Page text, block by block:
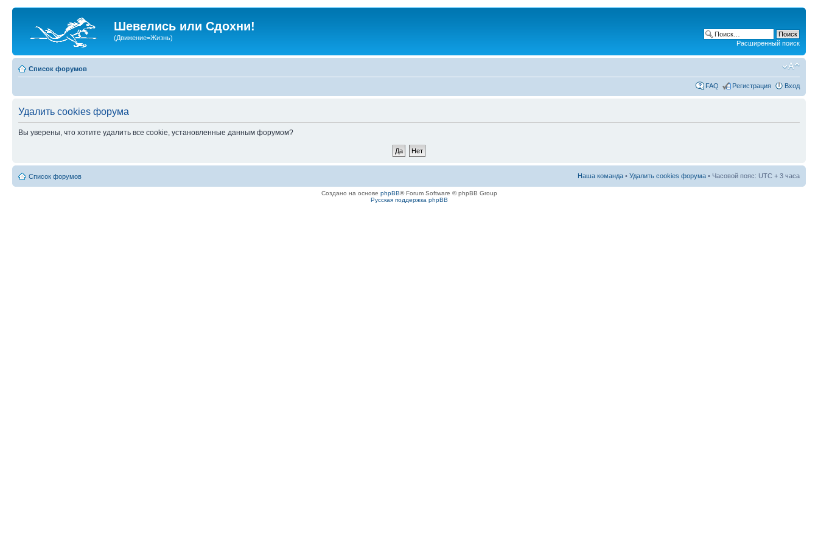
Шевелись или Сдохни!
(Движение=Жизнь)
Расширенный поиск
Список форумов
FAQ Регистрация Вход
Удалить cookies форума
Вы уверены, что хотите удалить все cookie, установленные данным форумом?
Список форумов Наша команда • Удалить cookies форума • Часовой пояс: UTC + 3 часа
Создано на основе phpBB® Forum Software © phpBB Group
Русская поддержка phpBB